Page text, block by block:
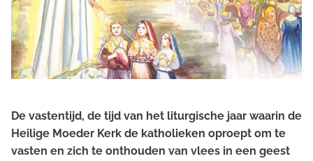
De vastentijd, de tijd van het liturgische jaar waarin de
Heilige Moeder Kerk de katholieken oproept om te
vasten en zich te onthouden van vlees in een geest